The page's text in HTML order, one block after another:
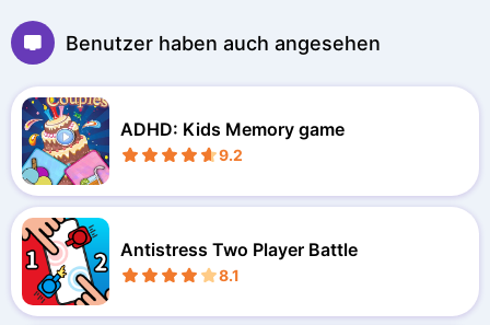
Benutzer haben auch angesehen
ADHD: Kids Memory game
9.2
Antistress Two Player Battle
8.1